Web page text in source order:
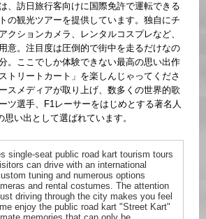
、訪日旅行客向けに国際免許で運転できる
の観光ツアーを提供しています。独自にチ
クションカメラ、レンタルコスプレなど、
意。注目度は圧倒的で街中を走るだけなの
。ここでしか体験できない最高の思い出作
トリートカート」を楽しんじゃってくださ
スメディアが取り上げ、数多くの世界的歌
ツ選手、F1レーサーをはじめとする著名人
い出として選ばれています。
single-seat public road kart tourism tours
can drive with an international
tuning and numerous options
and rental costumes. The attention
driving through the city makes you feel
enjoy the public road kart "Street Kart"